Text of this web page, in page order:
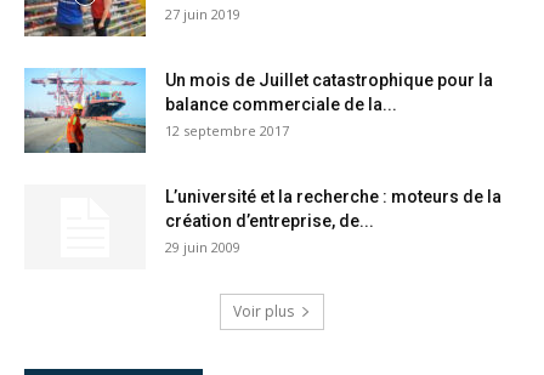
27 juin 2019
Un mois de Juillet catastrophique pour la
balance commerciale de la...
12 septembre 2017
L’université et la recherche : moteurs de la
création d’entreprise, de...
29 juin 2009
Voir plus